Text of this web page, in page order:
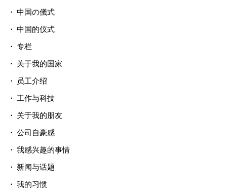
中国の儀式
中国的仪式
专栏
关于我的国家
员工介绍
工作与科技
关于我的朋友
公司自豪感
我感兴趣的事情
新闻与话题
我的习惯